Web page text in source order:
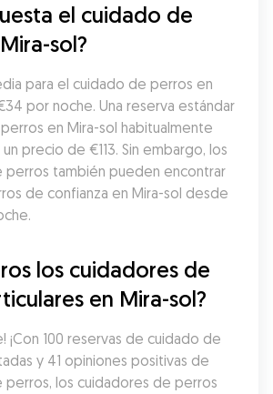
el cuidado de
sol?
para el cuidado de perros en
por noche. Una reserva estándar
en Mira-sol habitualmente
precio de €113. Sin embargo, los
también pueden encontrar
de confianza en Mira-sol desde
los cuidadores de
en Mira-sol?
¡Con 100 reservas de cuidado de
y 41 opiniones positivas de
los cuidadores de perros